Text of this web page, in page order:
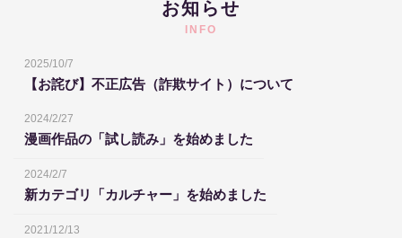
お知らせ
INFO
2025/10/7
【お詫び】不正広告（詐欺サイト）について
2024/2/27
漫画作品の「試し読み」を始めました
2024/2/7
新カテゴリ「カルチャー」を始めました
2021/12/13